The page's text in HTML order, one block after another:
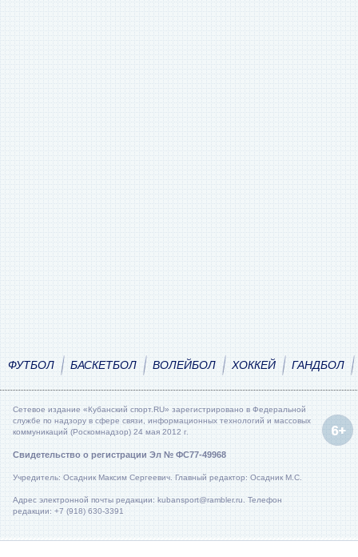
ФУТБОЛ БАСКЕТБОЛ ВОЛЕЙБОЛ ХОККЕЙ ГАНДБОЛ
Сетевое издание «Кубанский спорт.RU» зарегистрировано в Федеральной
службе по надзору в сфере связи, информационных технологий и массовых
коммуникаций (Роскомнадзор) 24 мая 2012 г.
Свидетельство о регистрации Эл № ФС77-49968
Учредитель: Осадник Максим Сергеевич. Главный редактор: Осадник М.С.
Адрес электронной почты редакции: kubansport@rambler.ru. Телефон
редакции: +7 (918) 630-3391